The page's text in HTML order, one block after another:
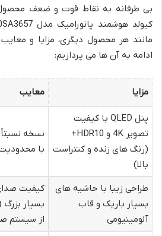
بی طرفانه به نقاط قوت و ضعف محصول
مانند هر محصول دیگری، مزایا و
ادامه به آن ها می پردازیم:
مزایا معایب
پنل QLED با کیفیت
تصویر 4K و HDR10+
(رنگ های زنده و کنتراست
بالا)
با
طراحی زیبا با حاشیه های
بسیار باریک و قاب
آلومینیومی
کیفیت
بسیار
از سیستم